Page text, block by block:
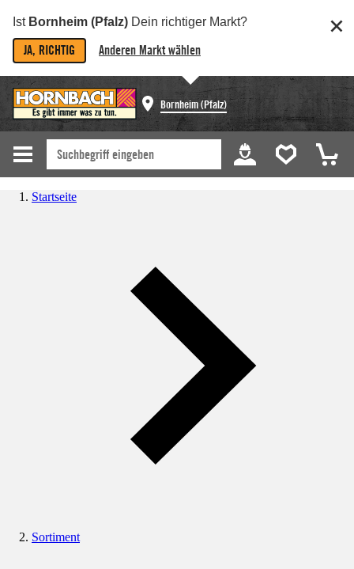
Ist Bornheim (Pfalz) Dein richtiger Markt?
JA, RICHTIG Anderen Markt wählen
Bornheim (Pfalz)
Startseite
Sortiment